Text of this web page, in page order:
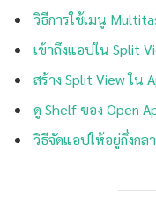
วิธีการใช้เมนู
เข้าถึงแอปใน Split
สร้าง Split View ใน
ดู Shelf ของ Open
วิธีจัดแอปให้อยู่กึ่งกล